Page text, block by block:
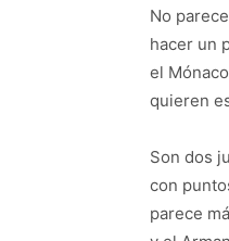
No
hacer un
el
quieren
Son dos
con
parece